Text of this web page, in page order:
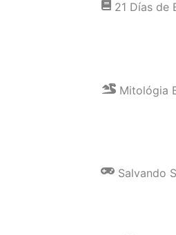
21 Días de
Mitológia
Salvando